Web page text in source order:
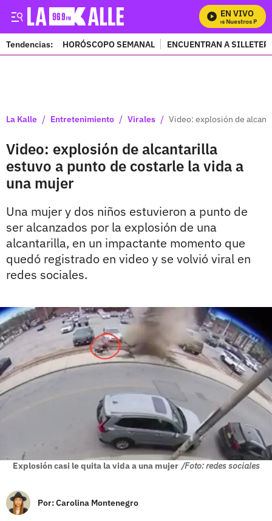
EN VIVO
Mira Todos Nuestros
Tendencias: HORÓSCOPO SEMANAL ENCUENTRAN A
La Kalle / Entretenimiento / Virales / Video: explosión de
Video: explosión de alcantarilla
estuvo a punto de costarle la vida a
una mujer
Una mujer y dos niños estuvieron a punto de
ser alcanzados por la explosión de una
alcantarilla, en un impactante momento que
quedó registrado en video y se volvió viral en
redes sociales.
Explosión casi le quita la vida a una mujer /Foto: redes sociales
Por:Carolina Montenegro